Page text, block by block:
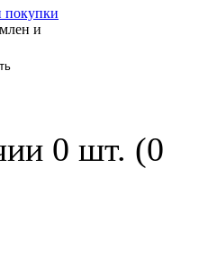
покупки
и
0 шт. (0